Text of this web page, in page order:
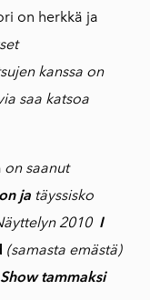
on herkkä ja
kanssa on
saa katsoa
on saanut
ja täyssisko
2010 I
(samasta emästä)
tammaksi